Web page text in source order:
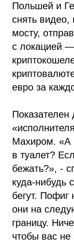
Польшей и
снять видео,
мосту,
с локацией
евро за
Махиром. «А
в туалет?
бежать?», -
куда-нибудь
бегут. Пофиг
они на
границу.
чтобы вас